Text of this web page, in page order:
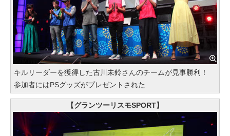
キルリーダーを獲得した古川未鈴さんのチームが見事勝利！
参加者にはPSグッズがプレゼントされた
【グランツーリスモSPORT】